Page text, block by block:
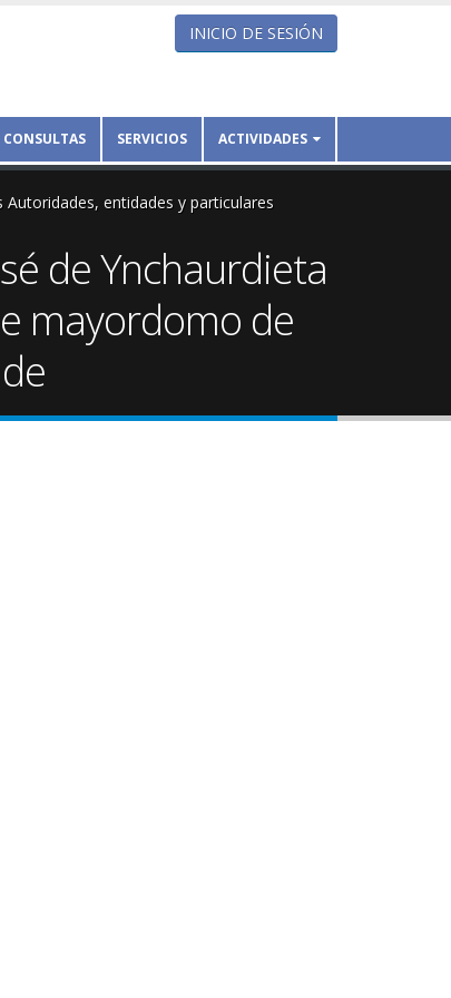
INICIO DE SESIÓN
CONSULTAS SERVICIOS ACTIVIDADES
entidades y particulares
de Ynchaurdieta
mayordomo de